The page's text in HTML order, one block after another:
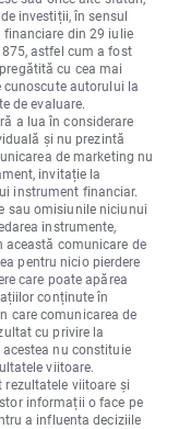
investiții, în sensul
din 29 iulie
astfel cum a fost
cu cea mai
autorului la
de evaluare.
a lua în considerare
și nu prezintă
de marketing nu
invitație la
instrument financiar.
sau omisiunile niciunui
instrumente,
comunicare de
pentru nicio pierdere
care poate apărea
conținute în
care comunicarea de
cu privire la
nu constituie
viitoare.
viitoare și
informații o face pe
a influenta deciziile